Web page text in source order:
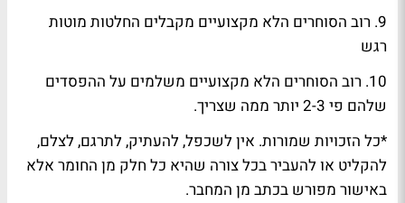
9. רוב הסוחרים הלא מקצועיים מקבלים החלטות מוטות
רגש
10. רוב הסוחרים הלא מקצועיים משלמים על ההפסדים
שלהם פי 2-3 יותר ממה שצריך.
*כל הזכויות שמורות. אין לשכפל, להעתיק, לתרגם, לצלם,
להקליט או להעביר בכל צורה שהיא כל חלק מן החומר אלא
באישור מפורש בכתב מן המחבר.